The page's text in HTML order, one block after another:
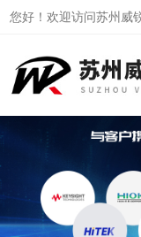
您好！欢迎访问苏州威